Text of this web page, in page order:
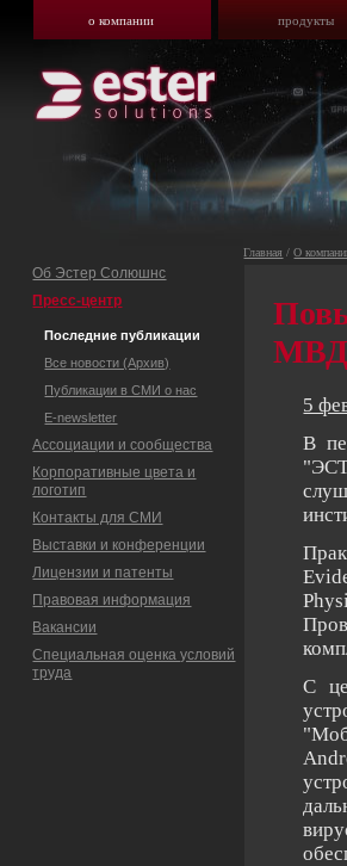
о компании продукты
Главная /О
Об Эстер Солюшнс
Пресс-центр
Последние публикации
Все новости (Архив)
Публикации в СМИ о нас
Е-newsletter
Ассоциации и сообщества
Корпоративные цвета и
логотип
Контакты для СМИ
Выставки и конференции
Лицензии и патенты
Правовая информация
Вакансии
Специальная оценка условий
труда
5
В
С